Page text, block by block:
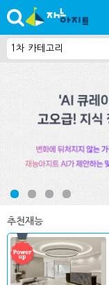
추천재능